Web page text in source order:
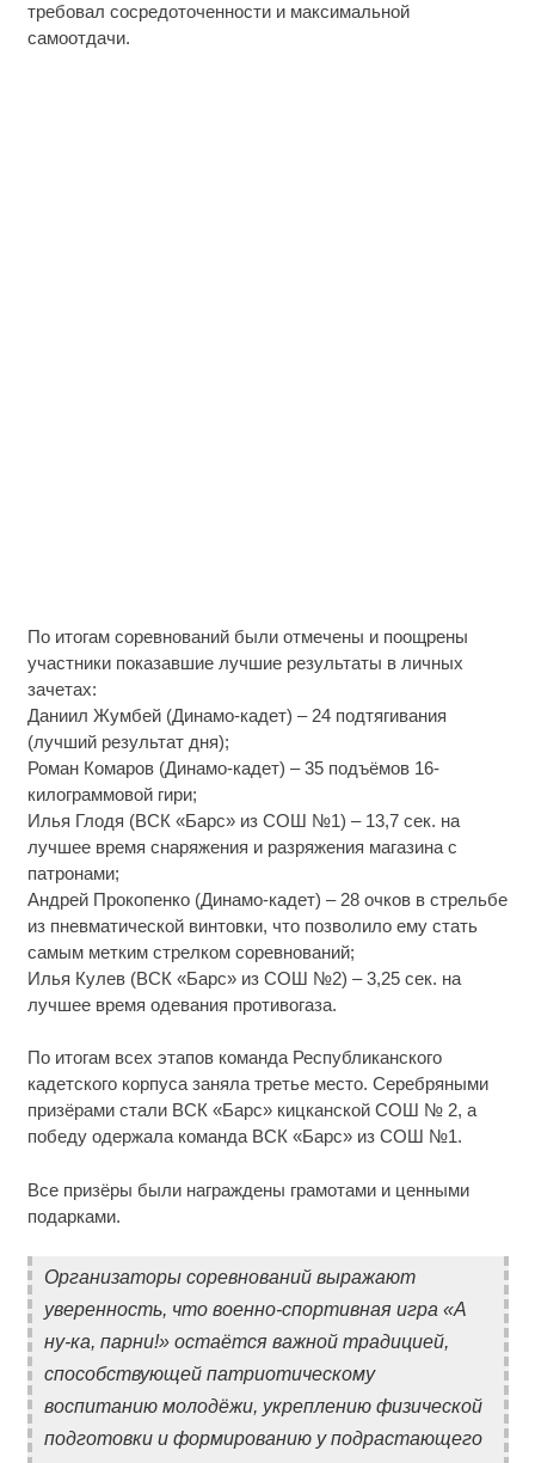
требовал сосредоточенности и максимальной
самоотдачи.
По итогам соревнований были отмечены и поощрены
участники показавшие лучшие результаты в личных
зачетах:
Даниил Жумбей (Динамо-кадет) – 24 подтягивания
(лучший результат дня);
Роман Комаров (Динамо-кадет) – 35 подъёмов 16-
килограммовой гири;
Илья Глодя (ВСК «Барс» из СОШ №1) – 13,7 сек. на
лучшее время снаряжения и разряжения магазина с
патронами;
Андрей Прокопенко (Динамо-кадет) – 28 очков в стрельбе
из пневматической винтовки, что позволило ему стать
самым метким стрелком соревнований;
Илья Кулев (ВСК «Барс» из СОШ №2) – 3,25 сек. на
лучшее время одевания противогаза.
По итогам всех этапов команда Республиканского
кадетского корпуса заняла третье место. Серебряными
призёрами стали ВСК «Барс» кицканской СОШ № 2, а
победу одержала команда ВСК «Барс» из СОШ №1.
Все призёры были награждены грамотами и ценными
подарками.
Организаторы соревнований выражают
уверенность, что военно-спортивная игра «А
ну-ка, парни!» остаётся важной традицией,
способствующей патриотическому
воспитанию молодёжи, укреплению физической
подготовки и формированию у подрастающего